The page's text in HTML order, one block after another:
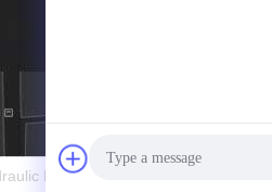
Pump Co.,LtD. All Rights